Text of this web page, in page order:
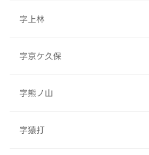
字上林
字京ケ久保
字熊ノ山
字猿打